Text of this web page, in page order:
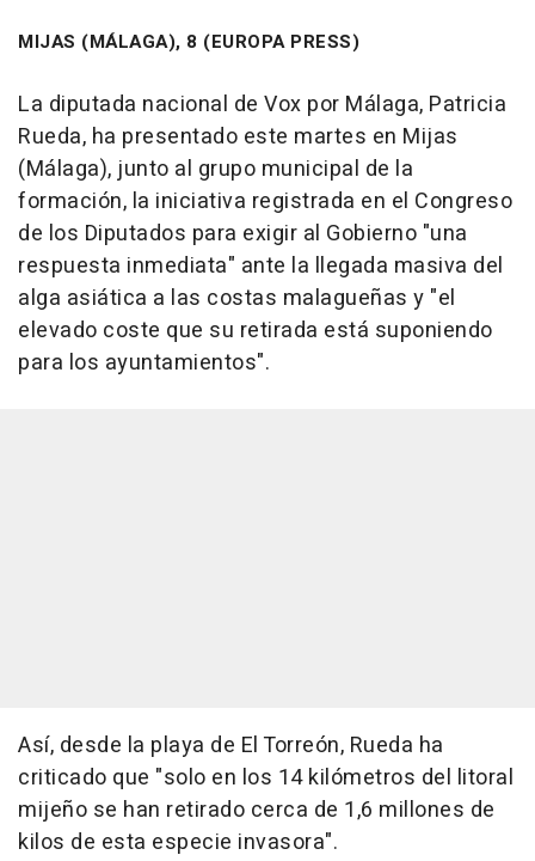
MIJAS (MÁLAGA), 8 (EUROPA PRESS)
La diputada nacional de Vox por Málaga, Patricia
Rueda, ha presentado este martes en Mijas
(Málaga), junto al grupo municipal de la
formación, la iniciativa registrada en el Congreso
de los Diputados para exigir al Gobierno "una
respuesta inmediata" ante la llegada masiva del
alga asiática a las costas malagueñas y "el
elevado coste que su retirada está suponiendo
para los ayuntamientos".
Así, desde la playa de El Torreón, Rueda ha
criticado que "solo en los 14 kilómetros del litoral
mijeño se han retirado cerca de 1,6 millones de
kilos de esta especie invasora".